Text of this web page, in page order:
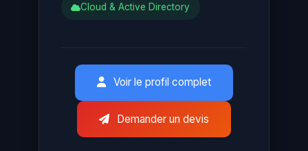
Cloud & Active Directory
Voir le profil complet
Demander un devis